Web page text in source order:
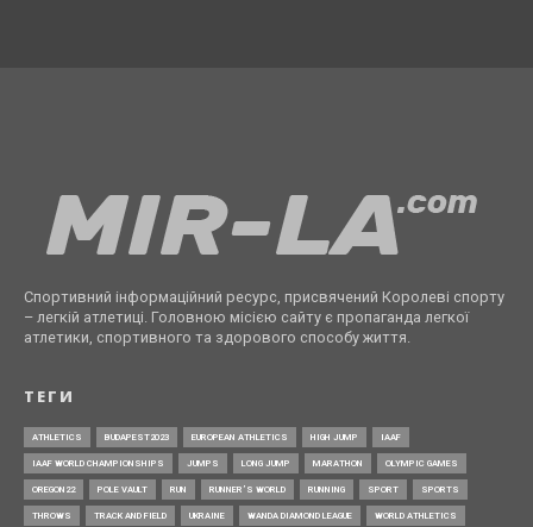
Спортивний інформаційний ресурс, присвячений Королеві спорту
– легкій атлетиці. Головною місією сайту є пропаганда легкої
атлетики, спортивного та здорового способу життя.
ТЕГИ
ATHLETICS BUDAPEST2023 EUROPEAN ATHLETICS HIGH JUMP IAAF
IAAF WORLD CHAMPIONSHIPS JUMPS LONG JUMP MARATHON OLYMPIC GAMES
OREGON22 POLE VAULT RUN RUNNER’S WORLD RUNNING SPORT SPORTS
THROWS TRACK AND FIELD UKRAINE WANDA DIAMOND LEAGUE WORLD ATHLETICS